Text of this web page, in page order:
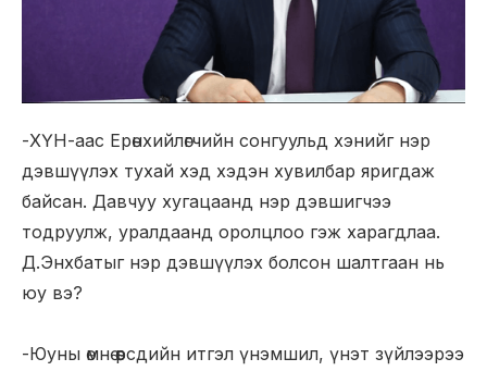
-ХҮН-аас Ерөнхийлөгчийн сонгуульд хэнийг нэр
дэвшүүлэх тухай хэд хэдэн хувилбар яригдаж
байсан. Давчуу хугацаанд нэр дэвшигчээ
тодруулж, уралдаанд оролцлоо гэж харагдлаа.
Д.Энхбатыг нэр дэвшүүлэх болсон шалтгаан нь
юу вэ?
-Юуны өмнө өөрсдийн итгэл үнэмшил, үнэт зүйлээрээ